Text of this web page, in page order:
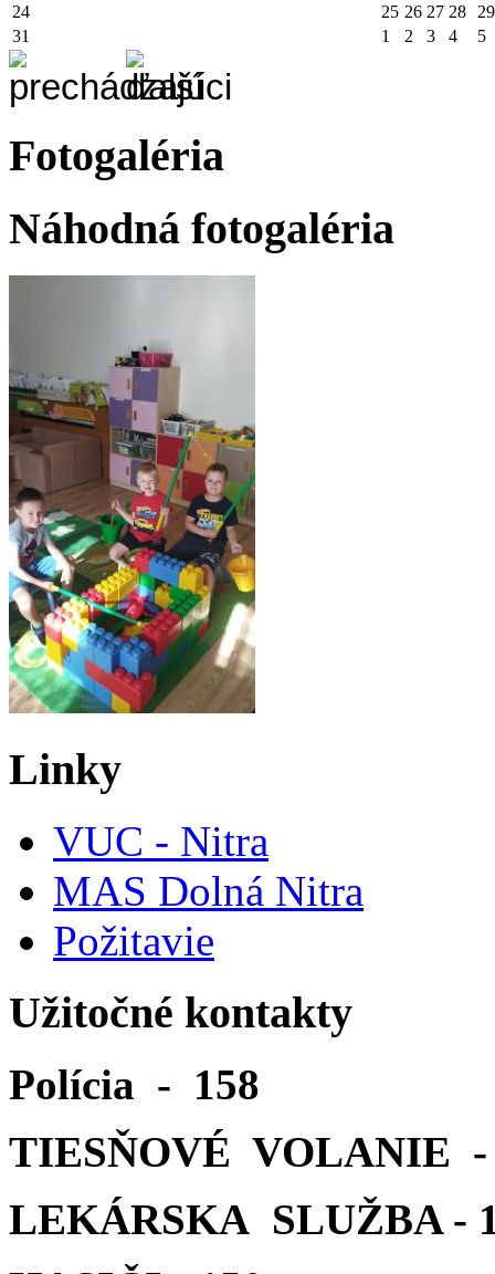
24
25 26 27 28
29
31
1 2 3 4 5
Fotogaléria
Náhodná fotogaléria
Linky
VUC - Nitra
MAS Dolná Nitra
Požitavie
Užitočné kontakty
Polícia - 158
TIESŇOVÉ VOLANIE -
LEKÁRSKA SLUŽBA -